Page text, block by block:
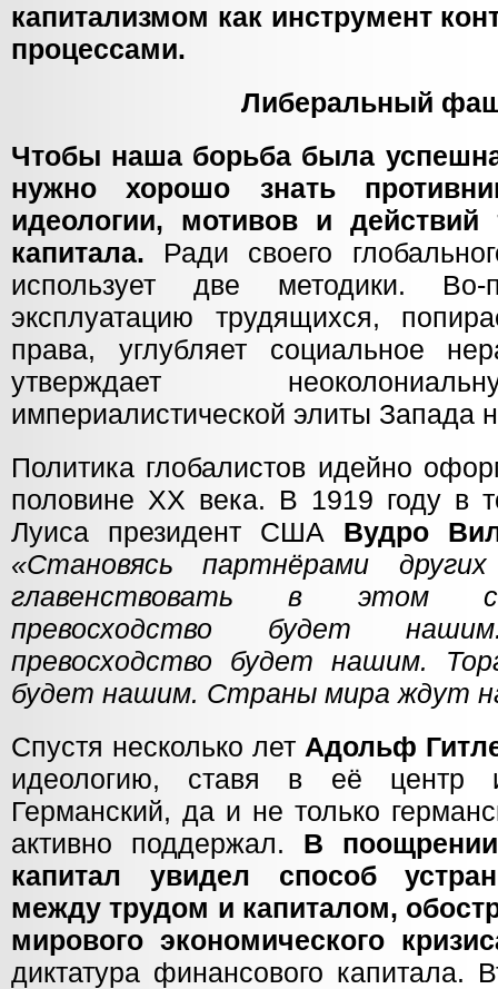
капитализмом как инструмент
процессами.
Либеральный
Чтобы наша борьба была
нужно хорошо знать
идеологии, мотивов и действий
капитала. Ради своего
использует две методики. Во-
эксплуатацию трудящихся,
права, углубляет социальное
утверждает
империалистической элиты Запада
Политика глобалистов идейно
половине XX века. В 1919 году в
Луиса президент США Вудро
«Становясь партнёрами
главенствовать в этом
превосходство будет
превосходство будет нашим.
будет нашим. Страны мира ждут
Спустя несколько лет Адольф
идеологию, ставя в её центр
Германский, да и не только
активно поддержал. В
капитал увидел способ
между трудом и капиталом,
мирового экономического
диктатура финансового капитала.